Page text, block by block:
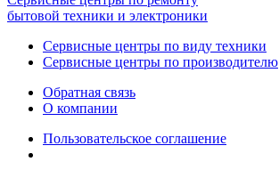
бытовой техники и электроники
Сервисные центры по виду техники
Сервисные центры по производителю
Обратная связь
О компании
Пользовательское соглашение